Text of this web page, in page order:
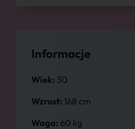
Informacje
Wiek: 30
Wzrost: 168 cm
Waga: 60 kg